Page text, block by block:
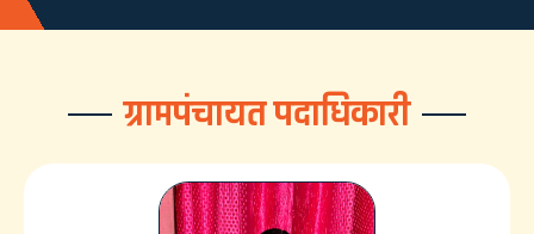
ग्रामपंचायत पदाधिकारी